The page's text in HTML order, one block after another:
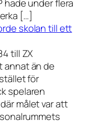
hade under flera
[…]
skolan till ett
till ZX
annat än de
för
spelaren
målet var att